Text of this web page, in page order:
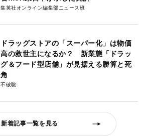
集英社オンライン編集部ニュース班
ドラッグストアの「スーパー化」は物価
高の救世主になるか？ 新業態「ドラッ
グ＆フード型店舗」が見据える勝算と死
角
不破聡
新着記事一覧を見る